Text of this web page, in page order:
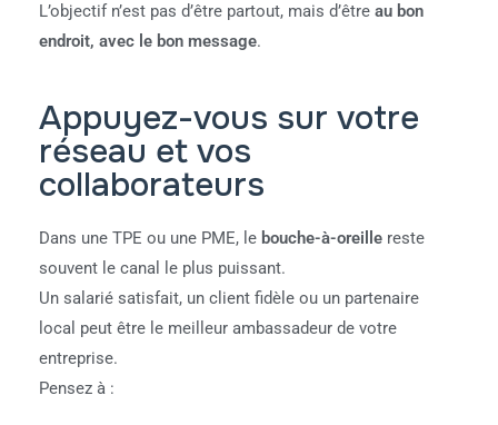
L’objectif n’est pas d’être partout, mais d’être au bon
endroit, avec le bon message.
Appuyez-vous sur votre
réseau et vos
collaborateurs
Dans une TPE ou une PME, le bouche-à-oreille reste
souvent le canal le plus puissant.
Un salarié satisfait, un client fidèle ou un partenaire
local peut être le meilleur ambassadeur de votre
entreprise.
Pensez à :